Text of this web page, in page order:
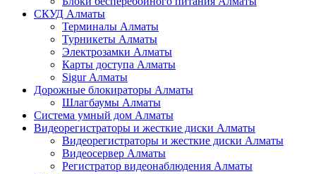
СКУД Алматы
Терминалы Алматы
Турникеты Алматы
Электрозамки Алматы
Карты доступа Алматы
Sigur Алматы
Дорожные блокираторы Алматы
Шлагбаумы Алматы
Система умный дом Алматы
Видеорегистраторы и жесткие диски Алматы
Видеорегистраторы и жесткие диски Алматы
Видеосервер Алматы
Регистратор видеонаблюдения Алматы